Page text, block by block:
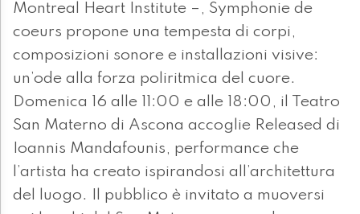
Montreal Heart Institute –, Symphonie de
coeurs propone una tempesta di corpi,
composizioni sonore e installazioni visive:
un’ode alla forza poliritmica del cuore.
Domenica 16 alle 11:00 e alle 18:00, il Teatro
San Materno di Ascona accoglie Released di
Ioannis Mandafounis, performance che
l’artista ha creato ispirandosi all’architettura
del luogo. Il pubblico è invitato a muoversi